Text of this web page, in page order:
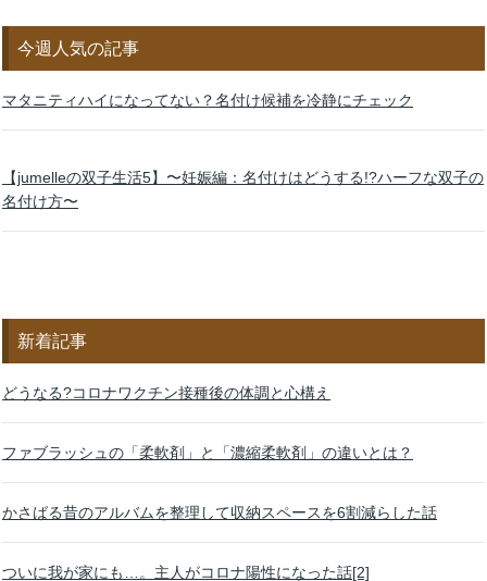
今週人気の記事
マタニティハイになってない？名付け候補を冷静にチェック
【jumelleの双子生活5】〜妊娠編：名付けはどうする!?ハーフな双子の
名付け方〜
新着記事
どうなる?コロナワクチン接種後の体調と心構え
ファブラッシュの「柔軟剤」と「濃縮柔軟剤」の違いとは？
かさばる昔のアルバムを整理して収納スペースを6割減らした話
ついに我が家にも…。主人がコロナ陽性になった話[2]